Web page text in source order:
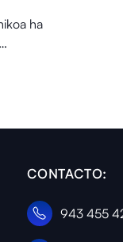
ha
CONTACTO:
943 455